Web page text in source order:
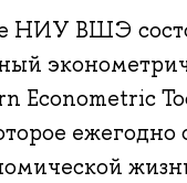
НИУ ВШЭ
Econometric
ежегодно